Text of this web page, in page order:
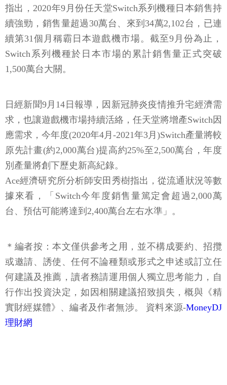
指出，2020年9月份任天堂Switch系列機種日本銷售持
續強勁，銷售量超過30萬台、來到34萬2,102台，已連
續第31個月稱霸日本遊戲機市場。截至9月份為止，
Switch系列機種於日本市場的累計銷售量正式突破
1,500萬台大關。
日經新聞9月14日報導，因新冠肺炎疫情推升宅經濟需
求，也讓遊戲機市場持續活絡，任天堂將增產Switch因
應需求，今年度(2020年4月-2021年3月)Switch產量將較
原先計畫(約2,000萬台)提高約25%至2,500萬台，年度
別產量將創下歷史新高紀錄。
Ace經濟研究所分析師安田秀樹指出，從流通狀況等數
據來看，「Switch今年度銷售量篤定會超過2,000萬
台、預估可能將達到2,400萬台左右水準」。
＊編者按：本文僅供參考之用，並不構成要約、招攬
或邀請、誘使、任何不論種類或形式之申述或訂立任
何建議及推薦，讀者務請運用個人獨立思考能力，自
行作出投資決定，如因相關建議招致損失，概與《精
實財經媒體》、編者及作者無涉。 資料來源-MoneyDJ
理財網